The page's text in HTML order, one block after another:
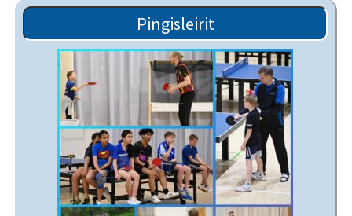
Pingisleirit